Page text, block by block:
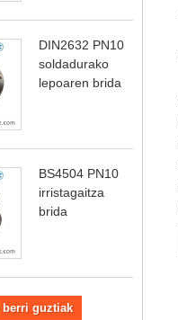
DIN2632 PN10
soldadurako
lepoaren brida
BS4504 PN10
irristagaitza
brida
berri guztiak